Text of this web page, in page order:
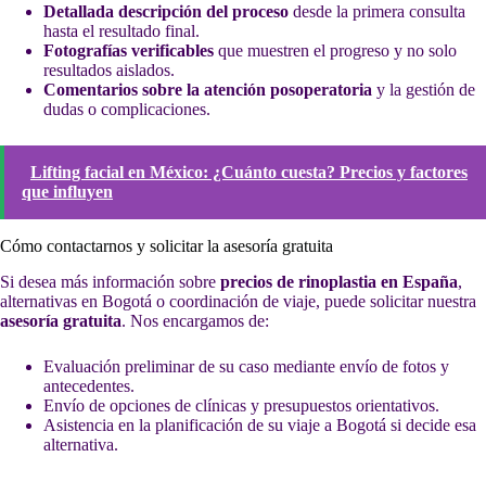
Detallada descripción del proceso desde la primera consulta
hasta el resultado final.
Fotografías verificables que muestren el progreso y no solo
resultados aislados.
Comentarios sobre la atención posoperatoria y la gestión de
dudas o complicaciones.
Lifting facial en México: ¿Cuánto cuesta? Precios y factores
que influyen
Cómo contactarnos y solicitar la asesoría gratuita
Si desea más información sobre precios de rinoplastia en España,
alternativas en Bogotá o coordinación de viaje, puede solicitar nuestra
asesoría gratuita. Nos encargamos de:
Evaluación preliminar de su caso mediante envío de fotos y
antecedentes.
Envío de opciones de clínicas y presupuestos orientativos.
Asistencia en la planificación de su viaje a Bogotá si decide esa
alternativa.